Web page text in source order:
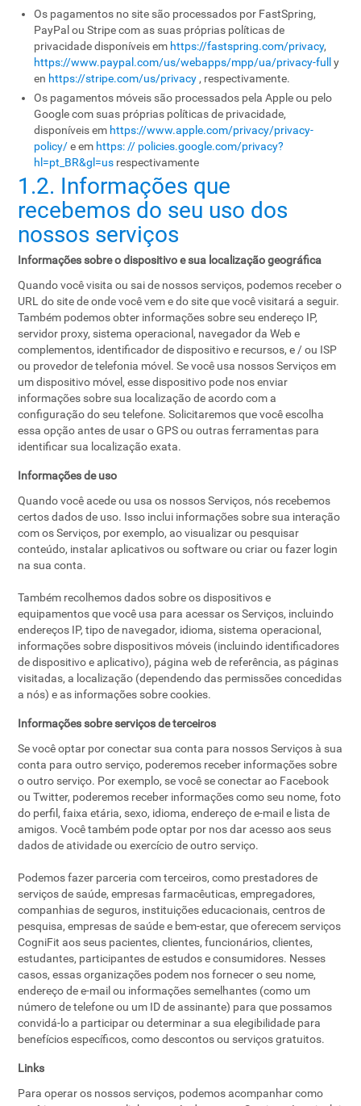
Os pagamentos no site são processados ​​por FastSpring,
PayPal ou Stripe com as suas próprias políticas de
privacidade disponíveis em https://fastspring.com/privacy,
https://www.paypal.com/us/webapps/mpp/ua/privacy-full
y
en https://stripe.com/us/privacy , respectivamente.
Os pagamentos móveis são processados ​​pela Apple ou pelo
Google com suas próprias políticas de privacidade,
disponíveis em https://www.apple.com/privacy/privacy-
policy/e em https: // policies.google.com/privacy?
hl=pt_BR&gl=us respectivamente
1.2. Informações que
recebemos do seu uso dos
nossos serviços
Informações sobre o dispositivo e sua localização geográfica
Quando você visita ou sai de nossos serviços, podemos receber o
URL do site de onde você vem e do site que você visitará a seguir.
Também podemos obter informações sobre seu endereço IP,
servidor proxy, sistema operacional, navegador da Web e
complementos, identificador de dispositivo e recursos, e / ou ISP
ou provedor de telefonia móvel. Se você usa nossos Serviços em
um dispositivo móvel, esse dispositivo pode nos enviar
informações sobre sua localização de acordo com a
configuração do seu telefone. Solicitaremos que você escolha
essa opção antes de usar o GPS ou outras ferramentas para
identificar sua localização exata.
Informações de uso
Quando você acede ou usa os nossos Serviços, nós recebemos
certos dados de uso. Isso inclui informações sobre sua interação
com os Serviços, por exemplo, ao visualizar ou pesquisar
conteúdo, instalar aplicativos ou software ou criar ou fazer login
na sua conta.
Também recolhemos dados sobre os dispositivos e
equipamentos que você usa para acessar os Serviços, incluindo
endereços IP, tipo de navegador, idioma, sistema operacional,
informações sobre dispositivos móveis (incluindo identificadores
de dispositivo e aplicativo), página web de referência, as páginas
visitadas, a localização (dependendo das permissões concedidas
a nós) e as informações sobre cookies.
Informações sobre serviços de terceiros
Se você optar por conectar sua conta para nossos Serviços à sua
conta para outro serviço, poderemos receber informações sobre
o outro serviço. Por exemplo, se você se conectar ao Facebook
ou Twitter, poderemos receber informações como seu nome, foto
do perfil, faixa etária, sexo, idioma, endereço de e-mail e lista de
amigos. Você também pode optar por nos dar acesso aos seus
dados de atividade ou exercício de outro serviço.
Podemos fazer parceria com terceiros, como prestadores de
serviços de saúde, empresas farmacêuticas, empregadores,
companhias de seguros, instituições educacionais, centros de
pesquisa, empresas de saúde e bem-estar, que oferecem serviços
CogniFit aos seus pacientes, clientes, funcionários, clientes,
estudantes, participantes de estudos e consumidores. Nesses
casos, essas organizações podem nos fornecer o seu nome,
endereço de e-mail ou informações semelhantes (como um
número de telefone ou um ID de assinante) para que possamos
convidá-lo a participar ou determinar a sua elegibilidade para
benefícios específicos, como descontos ou serviços gratuitos.
Links
Para operar os nossos serviços, podemos acompanhar como